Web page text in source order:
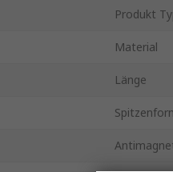
Produkt
Material
Länge